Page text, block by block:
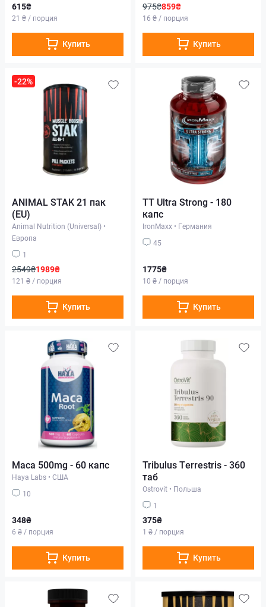
615₴
21 ₴ / порция
Купить
975₴859₴
16 ₴ / порция
Купить
-22%
ANIMAL STAK 21 пак
(EU)
Animal Nutrition (Universal) •
Европа
1
2549₴1989₴
121 ₴ / порция
Купить
TT Ultra Strong - 180
капс
IronMaxx • Германия
45
1775₴
10 ₴ / порция
Купить
Maca 500mg - 60 капс
Haya Labs • США
10
348₴
6 ₴ / порция
Купить
Tribulus Terrestris - 360
таб
Ostrovit • Польша
1
375₴
1 ₴ / порция
Купить